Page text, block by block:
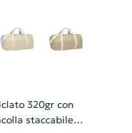
320gr con
staccabile